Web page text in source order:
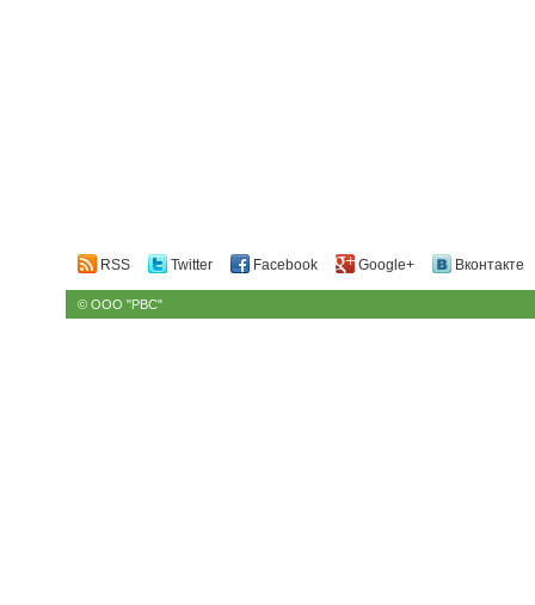
RSS Twitter Facebook Google+ Вконтакте
© ООО "РВС"